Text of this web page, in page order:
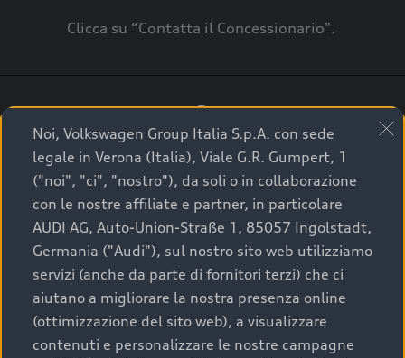
Clicca su “Contatta il Concessionario".
3
A breve verrai ricontattato dal Customer Care
Audi Center o direttamente dal Concessionario
che ti supporterà per finalizzare la tua richiesta.
La qualità di acquistare
un’auto usata Audi
Noi, Volkswagen Group Italia S.p.A. con sede
legale in Verona (Italia), Viale G.R. Gumpert, 1
("noi", "ci", "nostro"), da soli o in collaborazione
con le nostre affiliate e partner, in particolare
AUDI AG, Auto-Union-Straße 1, 85057 Ingolstadt,
Germania ("Audi"), sul nostro sito web utilizziamo
servizi (anche da parte di fornitori terzi) che ci
aiutano a migliorare la nostra presenza online
(ottimizzazione del sito web), a visualizzare
contenuti e personalizzare le nostre campagne